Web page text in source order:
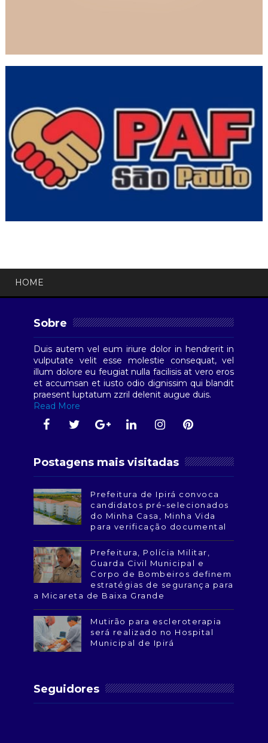
HOME
Sobre
Duis autem vel eum iriure dolor in hendrerit in
vulputate velit esse molestie consequat, vel
illum dolore eu feugiat nulla facilisis at vero eros
et accumsan et iusto odio dignissim qui blandit
praesent luptatum zzril delenit augue duis.
Read More
Postagens mais visitadas
Prefeitura de Ipirá convoca
candidatos pré-selecionados
do Minha Casa, Minha Vida
para verificação documental
Prefeitura, Polícia Militar,
Guarda Civil Municipal e
Corpo de Bombeiros definem
estratégias de segurança para
a Micareta de Baixa Grande
Mutirão para escleroterapia
será realizado no Hospital
Municipal de Ipirá
Seguidores